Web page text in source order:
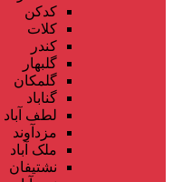
کدکن
کلات
کندر
گلبهار
گلمکان
گناباد
لطف آباد
مزدآوند
ملک آباد
نشتیفان